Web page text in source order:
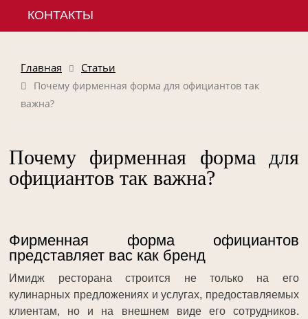
КОНТАКТЫ
Главная Статьи
Почему фирменная форма для официантов так
важна?
Почему фирменная форма для
официантов так важна?
Фирменная форма официантов
представляет вас как бренд
Имидж ресторана строится не только на его
кулинарных предложениях и услугах, предоставляемых
клиентам, но и на внешнем виде его сотрудников.